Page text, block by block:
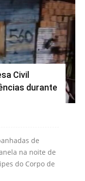
Civil
durante
de
na noite de
do Corpo de